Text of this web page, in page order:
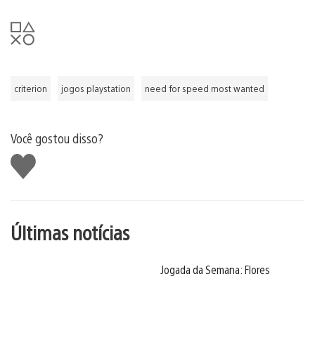
criterion jogos playstation need for speed most wanted
Você gostou disso?
Curtir
Últimas notícias
Jogada da Semana: Flores